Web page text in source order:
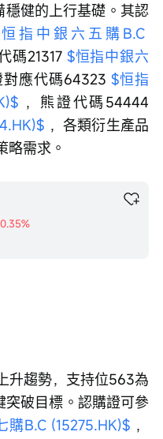
健的上行基礎。其認
指中銀六五購B.C
碼21317 $恒指中銀六
對應代碼64323 $恒指
，熊證代碼54444
，各類衍生產品
略需求。
升趨勢，支持位563為
破目標。認購證可參
購B.C (15275.HK)$ ，